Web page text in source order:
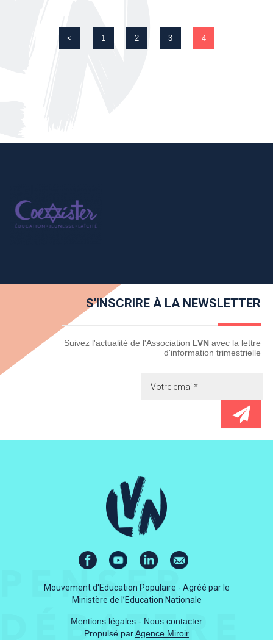
< 1 2 3 4
S'INSCRIRE À LA NEWSLETTER
Newsletter Suivez l'actualité de l'Association LVN avec la lettre
d'information trimestrielle
Mouvement d'Education Populaire - Agréé par le
Ministère de l’Education Nationale
Mentions légales - Nous contacter
Propulsé parAgence Miroir